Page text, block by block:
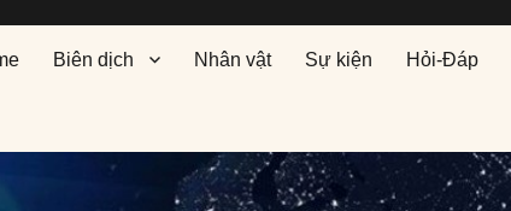
Biên dịch Nhân vật Sự kiện Hỏi-Đáp